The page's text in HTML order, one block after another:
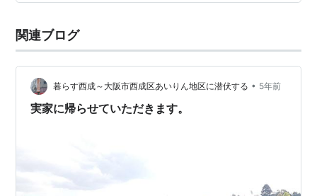
関連ブログ
暮らす西成～大阪市西成区あいりん地区に潜伏する • 5年前
実家に帰らせていただきます。